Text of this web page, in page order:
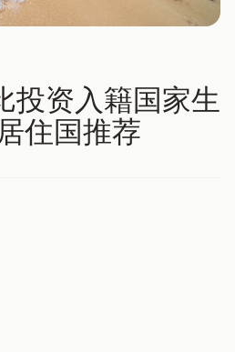
投资入籍国家生
住国推荐